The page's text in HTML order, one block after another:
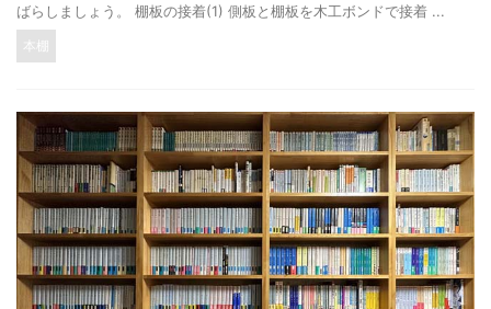
ばらしましょう。 棚板の接着(1) 側板と棚板を木工ボンドで接着 ...
本棚